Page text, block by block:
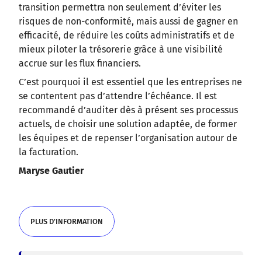
transition permettra non seulement d’éviter les
risques de non-conformité, mais aussi de gagner en
efficacité, de réduire les coûts administratifs et de
mieux piloter la trésorerie grâce à une visibilité
accrue sur les flux financiers.
C’est pourquoi il est essentiel que les entreprises ne
se contentent pas d’attendre l’échéance. Il est
recommandé d’auditer dès à présent ses processus
actuels, de choisir une solution adaptée, de former
les équipes et de repenser l’organisation autour de
la facturation.
Maryse Gautier
PLUS D'INFORMATION